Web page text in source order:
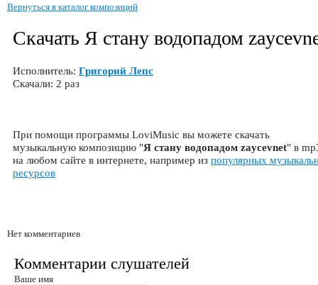
Вернуться в каталог композиций
Скачать Я стану водопадом
Исполнитель: Григорий Лепс
Скачали: 2 раз
При помощи программы LoviMusic вы можете скачать
музыкальную композицию "Я стану водопадом zaycevnet" в
на любом сайте в интернете, например из популярных
ресурсов
Нет комментариев
Комментарии слушателей
Ваше имя